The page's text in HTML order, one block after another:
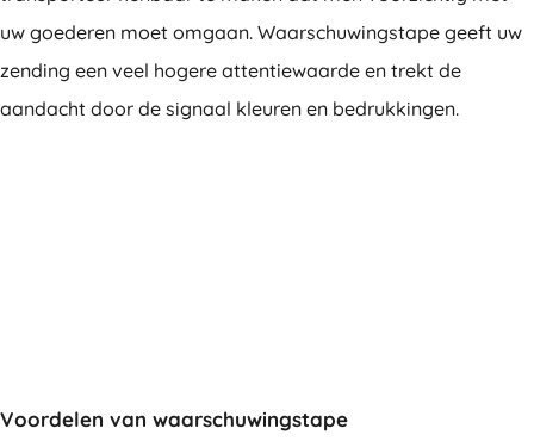
uw goederen moet omgaan. Waarschuwingstape geeft uw
zending een veel hogere attentiewaarde en trekt de
aandacht door de signaal kleuren en bedrukkingen.
Voordelen van waarschuwingstape